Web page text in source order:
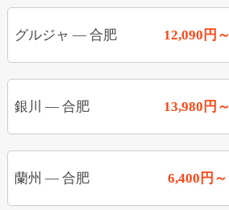
グルジャ — 合肥 12,090円～
銀川 — 合肥 13,980円～
蘭州 — 合肥 6,400円～